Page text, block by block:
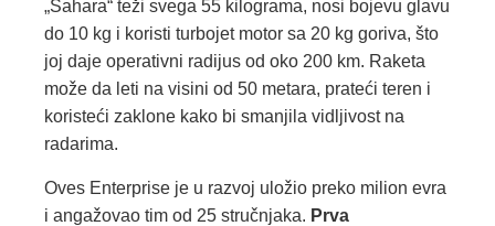
„Sahara“ teži svega 55 kilograma, nosi bojevu glavu
do 10 kg i koristi turbojet motor sa 20 kg goriva, što
joj daje operativni radijus od oko 200 km. Raketa
može da leti na visini od 50 metara, prateći teren i
koristeći zaklone kako bi smanjila vidljivost na
radarima.
Oves Enterprise je u razvoj uložio preko milion evra
i angažovao tim od 25 stručnjaka. Prva